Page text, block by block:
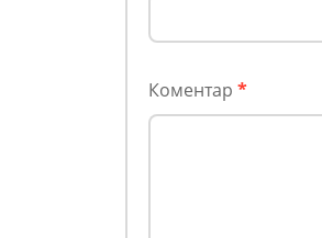
Коментар *